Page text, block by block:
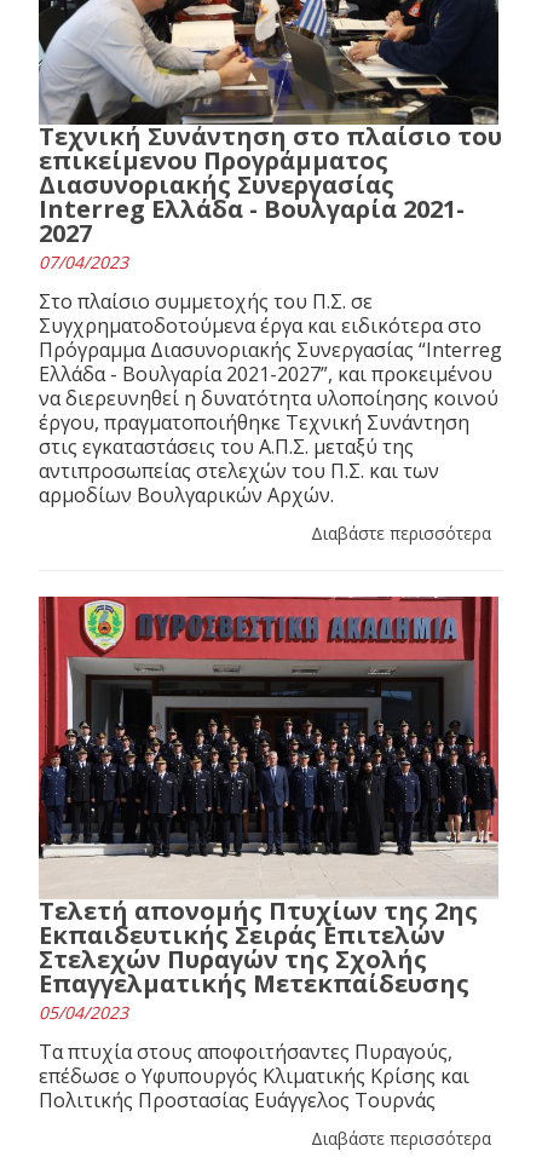
Τεχνική Συνάντηση στο πλαίσιο του
επικείμενου Προγράμματος
Διασυνοριακής Συνεργασίας
Interreg Ελλάδα - Βουλγαρία 2021-
2027
07/04/2023
Στο πλαίσιο συμμετοχής του Π.Σ. σε
Συγχρηματοδοτούμενα έργα και ειδικότερα στο
Πρόγραμμα Διασυνοριακής Συνεργασίας “Interreg
Ελλάδα - Βουλγαρία 2021-2027”, και προκειμένου
να διερευνηθεί η δυνατότητα υλοποίησης κοινού
έργου, πραγματοποιήθηκε Τεχνική Συνάντηση
στις εγκαταστάσεις του Α.Π.Σ. μεταξύ της
αντιπροσωπείας στελεχών του Π.Σ. και των
αρμοδίων Βουλγαρικών Αρχών.
Διαβάστε περισσότερα
Τελετή απονομής Πτυχίων της 2ης
Εκπαιδευτικής Σειράς Επιτελών
Στελεχών Πυραγών της Σχολής
Επαγγελματικής Μετεκπαίδευσης
05/04/2023
Τα πτυχία στους αποφοιτήσαντες Πυραγούς,
επέδωσε ο Υφυπουργός Κλιματικής Κρίσης και
Πολιτικής Προστασίας Ευάγγελος Τουρνάς
Διαβάστε περισσότερα